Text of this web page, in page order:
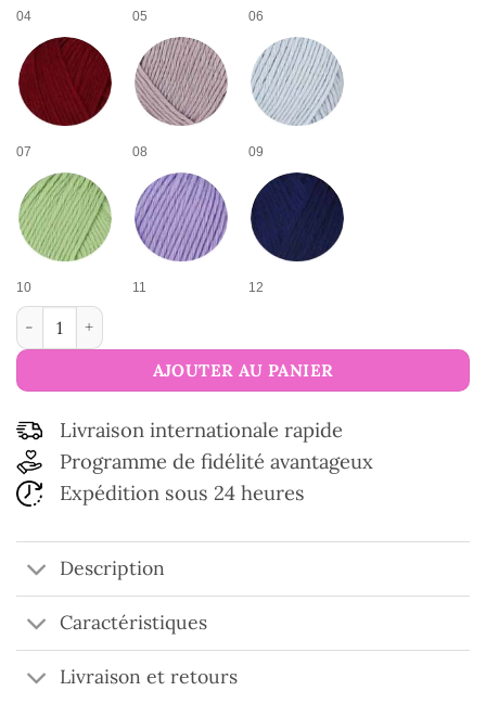
04 05 06
07 08 09
10 11 12
quantité de Fil de laine Pashmina
AJOUTER AU PANIER
Livraison internationale rapide
Programme de fidélité avantageux
Expédition sous 24 heures
Description
Caractéristiques
Livraison et retours